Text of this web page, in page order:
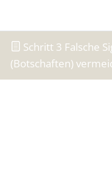
Schritt 3 Falsche
(Botschaften)